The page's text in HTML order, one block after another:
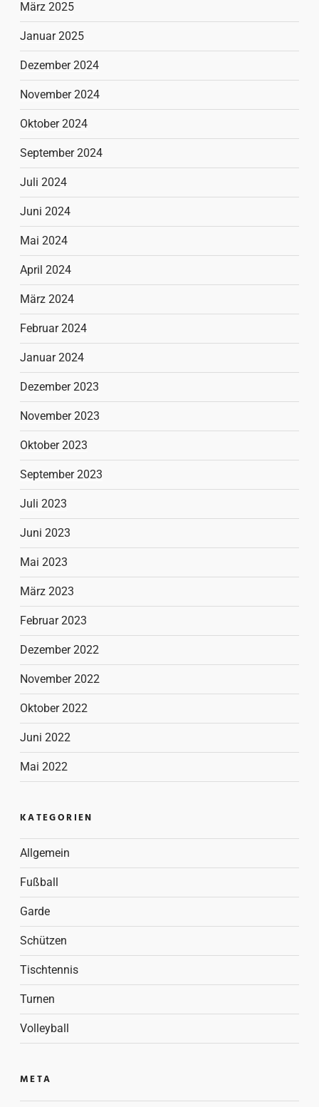
März 2025
Januar 2025
Dezember 2024
November 2024
Oktober 2024
September 2024
Juli 2024
Juni 2024
Mai 2024
April 2024
März 2024
Februar 2024
Januar 2024
Dezember 2023
November 2023
Oktober 2023
September 2023
Juli 2023
Juni 2023
Mai 2023
März 2023
Februar 2023
Dezember 2022
November 2022
Oktober 2022
Juni 2022
Mai 2022
KATEGORIEN
Allgemein
Fußball
Garde
Schützen
Tischtennis
Turnen
Volleyball
META